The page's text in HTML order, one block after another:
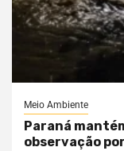
Meio Ambiente
Paraná
observação